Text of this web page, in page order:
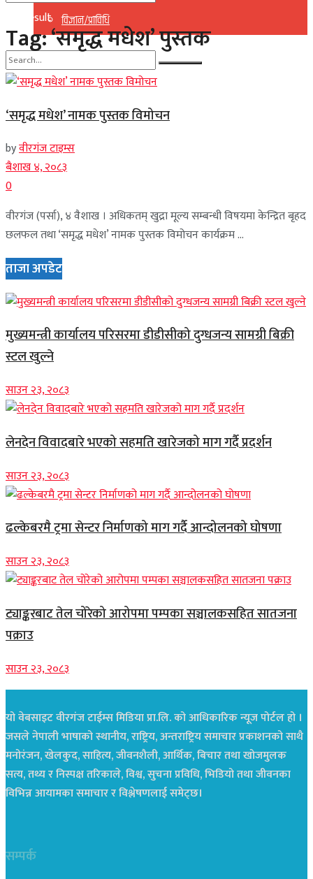
विज्ञान/प्राविधि
No Result
View All Result
No Result
View All Result
Tag:‘समृद्ध मधेश’ पुस्तक
‘समृद्ध मधेश’ नामक पुस्तक विमोचन
byवीरगंज टाइम्स
बैशाख ४, २०८३
0
वीरगंज (पर्सा), ४ वैशाख । अधिकतम् खुद्रा मूल्य सम्बन्धी विषयमा केन्द्रित बृहद
छलफल तथा ‘समृद्ध मधेश’ नामक पुस्तक विमोचन कार्यक्रम ...
ताजा अपडेट
मुख्यमन्त्री कार्यालय परिसरमा डीडीसीको दुग्धजन्य सामग्री बिक्री
स्टल खुल्ने
साउन २३, २०८३
लेनदेन विवादबारे भएको सहमति खारेजको माग गर्दै प्रदर्शन
साउन २३, २०८३
ढल्केबरमै ट्रमा सेन्टर निर्माणको माग गर्दै आन्दोलनको घोषणा
साउन २३, २०८३
ट्याङ्करबाट तेल चोरेको आरोपमा पम्पका सञ्चालकसहित सातजना
पक्राउ
साउन २३, २०८३
यो वेबसाइट वीरगंज टाईम्स मिडिया प्रा.लि. को आधिकारिक न्यूज पोर्टल हो ।
जसले नेपाली भाषाको स्थानीय, राष्ट्रिय, अन्तराष्ट्रिय समाचार प्रकाशनको साथै
मनोरंजन, खेलकुद, साहित्य, जीवनशैली, आर्थिक, बिचार तथा खोजमुलक
सत्य, तथ्य र निस्पक्ष तरिकाले, विश्व, सुचना प्रविधि, भिडियो तथा जीवनका
विभिन्न आयामका समाचार र विश्लेषणलाई समेट्छ।
सम्पर्क